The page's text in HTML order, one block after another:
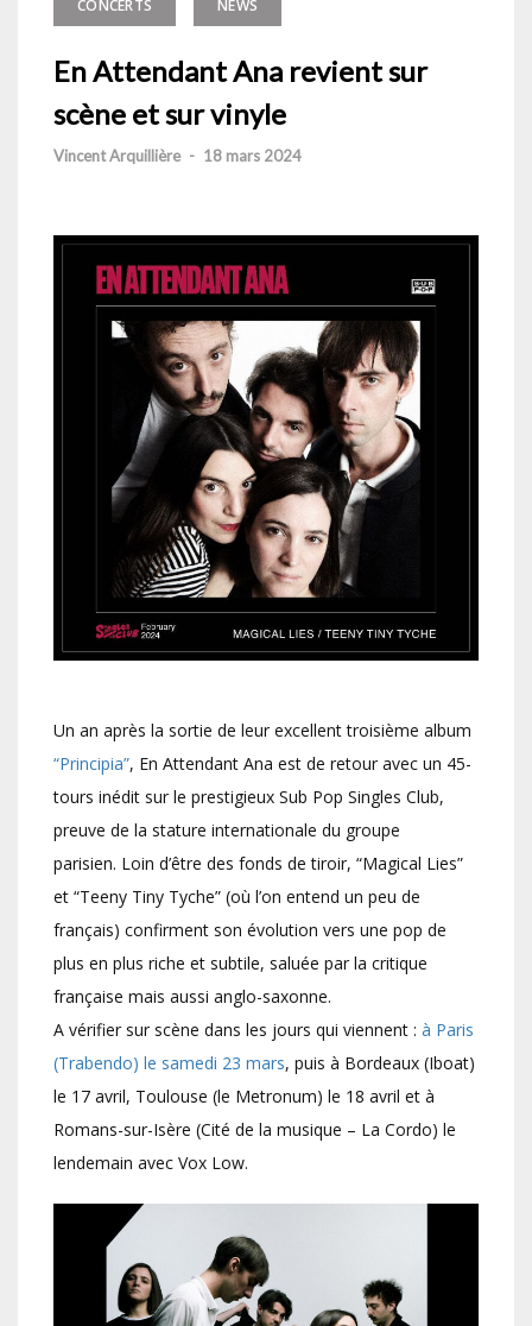
CONCERTS NEWS
En Attendant Ana revient sur
scène et sur vinyle
Vincent Arquillière - 18 mars 2024
Un an après la sortie de leur excellent troisième album
“Principia”, En Attendant Ana est de retour avec un 45-
tours inédit sur le prestigieux Sub Pop Singles Club,
preuve de la stature internationale du groupe
parisien. Loin d’être des fonds de tiroir, “Magical Lies”
et “Teeny Tiny Tyche” (où l’on entend un peu de
français) confirment son évolution vers une pop de
plus en plus riche et subtile, saluée par la critique
française mais aussi anglo-saxonne.
A vérifier sur scène dans les jours qui viennent : à Paris
(Trabendo) le samedi 23 mars, puis à Bordeaux (Iboat)
le 17 avril, Toulouse (le Metronum) le 18 avril et à
Romans-sur-Isère (Cité de la musique – La Cordo) le
lendemain avec Vox Low.